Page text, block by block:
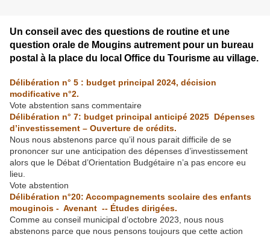
Un conseil avec des questions de routine et une
question orale de Mougins autrement pour un bureau
postal à la place du local Office du Tourisme au village.
Délibération n° 5 : budget principal 2024, décision
modificative n°2.
Vote abstention sans commentaire
Délibération n° 7: budget principal anticipé 2025 Dépenses
d’investissement – Ouverture de crédits.
Nous nous abstenons parce qu’il nous parait difficile de se
prononcer sur une anticipation des dépenses d’investissement
alors que le Débat d’Orientation Budgétaire n’a pas encore eu
lieu.
Vote abstention
Délibération n°20: Accompagnements scolaire des enfants
mouginois - Avenant -- Études dirigées.
Comme au conseil municipal d’octobre 2023, nous nous
abstenons parce que nous pensons toujours que cette action